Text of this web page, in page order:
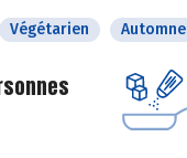
Végétarien Automne